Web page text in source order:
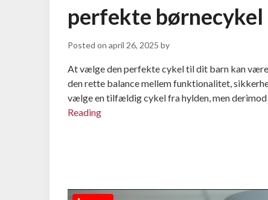
perfekte
Posted on april 26, 2025 by
At vælge den perfekte cykel til dit barn kan
den rette balance mellem funktionalitet,
vælge en tilfældig cykel fra hylden, men
Reading